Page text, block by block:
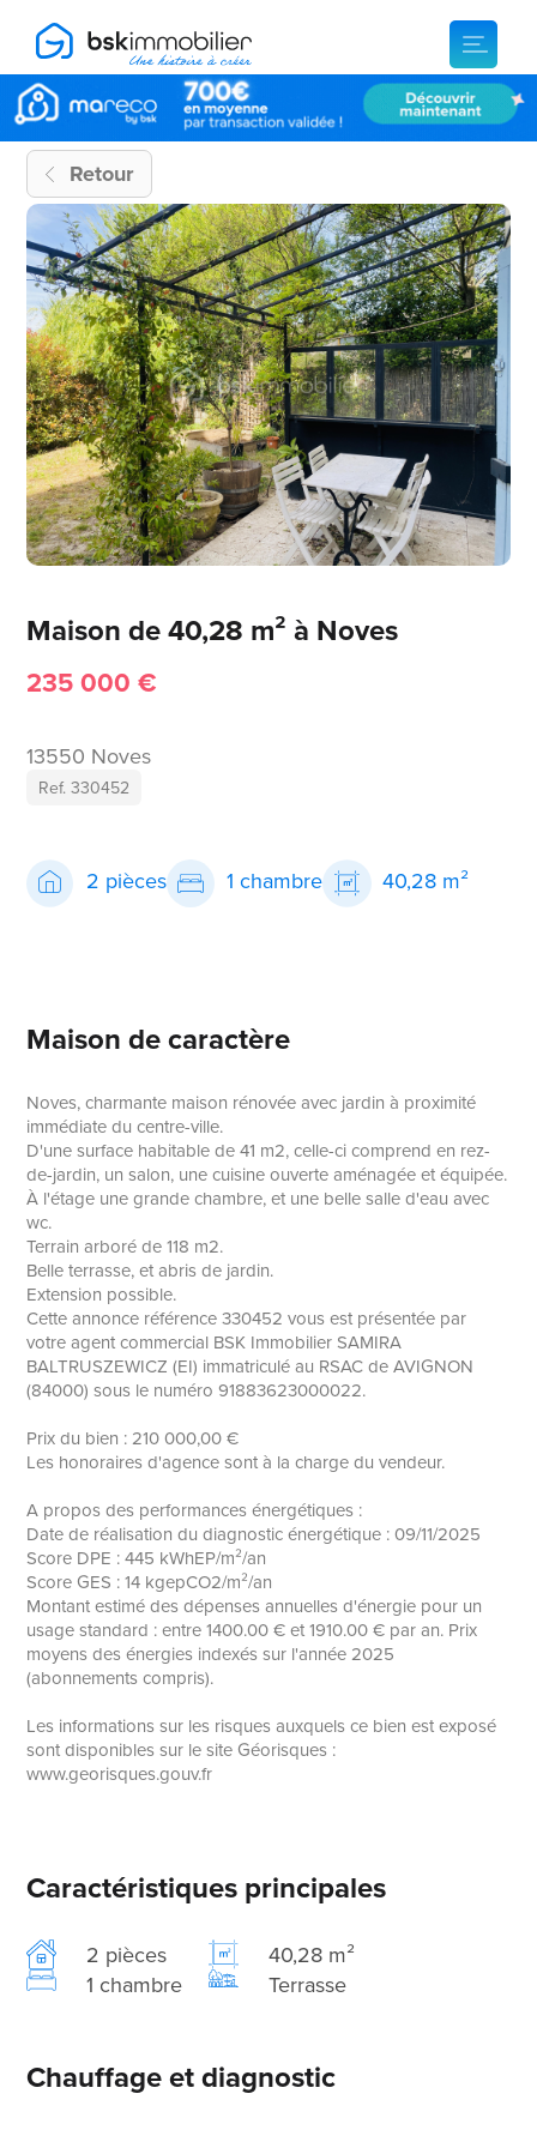
Retour
Maison de 40,28 m² à Noves
235 000 €
13550 Noves
Ref. 330452
2 pièces 1 chambre 40,28 m²
Maison de caractère
Noves, charmante maison rénovée avec jardin à proximité
immédiate du centre-ville.
D'une surface habitable de 41 m2, celle-ci comprend en rez-
de-jardin, un salon, une cuisine ouverte aménagée et équipée.
À l'étage une grande chambre, et une belle salle d'eau avec
wc.
Terrain arboré de 118 m2.
Belle terrasse, et abris de jardin.
Extension possible.
Cette annonce référence 330452 vous est présentée par
votre agent commercial BSK Immobilier SAMIRA
BALTRUSZEWICZ (EI) immatriculé au RSAC de AVIGNON
(84000) sous le numéro 91883623000022.
Prix du bien : 210 000,00 €
Les honoraires d'agence sont à la charge du vendeur.
A propos des performances énergétiques :
Date de réalisation du diagnostic énergétique : 09/11/2025
Score DPE : 445 kWhEP/m²/an
Score GES : 14 kgepCO2/m²/an
Montant estimé des dépenses annuelles d'énergie pour un
usage standard : entre 1400.00 € et 1910.00 € par an. Prix
moyens des énergies indexés sur l'année 2025
(abonnements compris).
Les informations sur les risques auxquels ce bien est exposé
sont disponibles sur le site Géorisques :
www.georisques.gouv.fr
Caractéristiques principales
2 pièces
40,28 m²
1 chambre
Terrasse
Chauffage et diagnostic